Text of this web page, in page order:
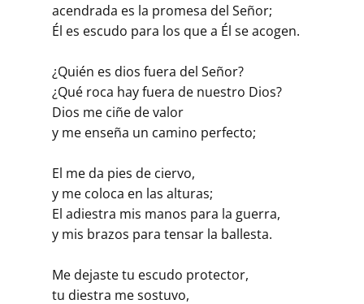
acendrada es la promesa del Señor;
Él es escudo para los que a Él se acogen.
¿Quién es dios fuera del Señor?
¿Qué roca hay fuera de nuestro Dios?
Dios me ciñe de valor
y me enseña un camino perfecto;
El me da pies de ciervo,
y me coloca en las alturas;
El adiestra mis manos para la guerra,
y mis brazos para tensar la ballesta.
Me dejaste tu escudo protector,
tu diestra me sostuvo,